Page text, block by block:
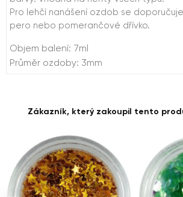
Pro lehčí nanášení ozdob se
pero nebo pomerančové dřívko.
Objem balení: 7ml
Průměr ozdoby: 3mm
Zákazník, který zakoupil tento